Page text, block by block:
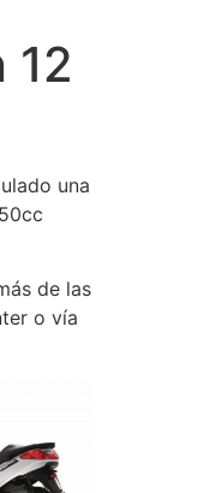
12
una
de las
o vía